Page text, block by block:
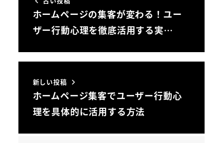
ホームページの集客が変わる！ユー
ザー行動心理を徹底活用する実…
新しい投稿
ホームページ集客でユーザー行動心
理を具体的に活用する方法